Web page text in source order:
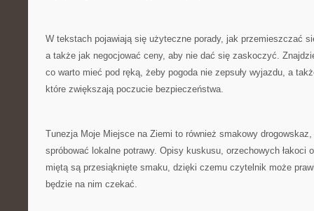
W tekstach pojawiają się użyteczne porady, jak przemieszczać
a także jak negocjować ceny, aby nie dać się zaskoczyć.
co warto mieć pod ręką, żeby pogoda nie zepsuły wyjazdu, a
które zwiększają poczucie bezpieczeństwa.
Tunezja Moje Miejsce na Ziemi to również smakowy
spróbować lokalne potrawy. Opisy kuskusu, orzechowych łakoci
miętą są przesiąknięte smaku, dzięki czemu czytelnik może
będzie na nim czekać.